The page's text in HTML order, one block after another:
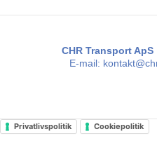
CHR Transport ApS
E-mail:
Privatlivspolitik Cookiepolitik